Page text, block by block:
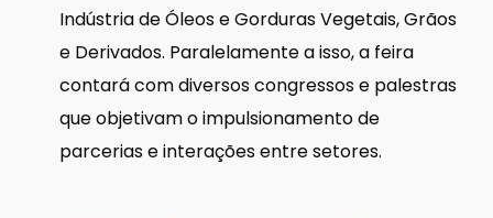
Indústria de Óleos e Gorduras Vegetais, Grãos
e Derivados. Paralelamente a isso, a feira
contará com diversos congressos e palestras
que objetivam o impulsionamento de
parcerias e interações entre setores.